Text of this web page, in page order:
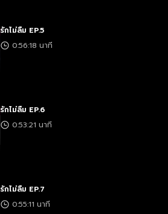
รักไม่ลืม EP.5
0:56:18 นาที
รักไม่ลืม EP.6
0:53:21 นาที
รักไม่ลืม EP.7
0:55:11 นาที